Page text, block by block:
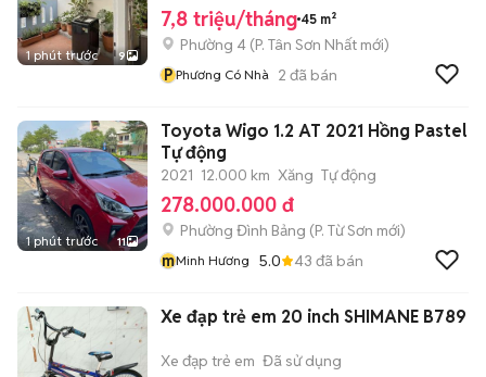
1 phút trước 9
7,8 triệu/tháng 45 m²
Phường 4 (P. Tân Sơn Nhất mới)
P Phương Có Nhà 2 đã bán
1 phút trước 11
Toyota Wigo 1.2 AT 2021 Hồng Pastel
Tự động
2021 12.000 km Xăng Tự động
278.000.000 đ
Phường Đình Bảng (P. Từ Sơn mới)
mMinh Hương 5.0 43 đã bán
Xe đạp trẻ em 20 inch SHIMANE B789
Xe đạp trẻ em Đã sử dụng